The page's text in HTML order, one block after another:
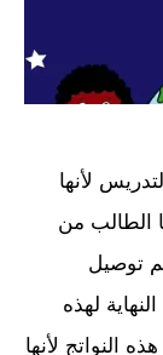
لأنها
الطالب من
توصيل
لهذه
النواتج لأنها